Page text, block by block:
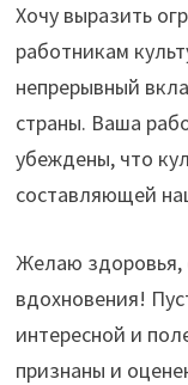
Хочу выразить
работникам
непрерывный
страны. Ваша
убеждены, что
составляющей
Желаю здоровья,
вдохновения!
интересной и
признаны и